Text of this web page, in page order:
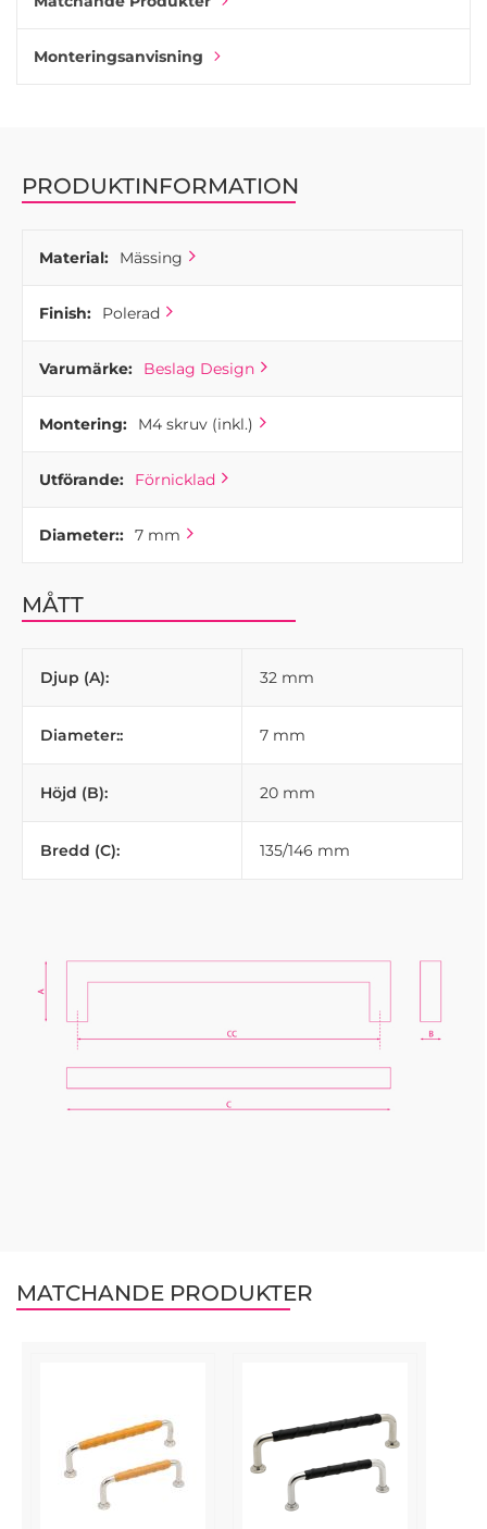
Monteringsanvisning
PRODUKTINFORMATION
Material: Mässing
Finish: Polerad
Varumärke: Beslag Design
Montering: M4 skruv (inkl.)
Utförande: Förnicklad
Diameter:: 7 mm
MÅTT
Djup (A): 32 mm
Diameter:: 7 mm
Höjd (B): 20 mm
Bredd (C): 135/146 mm
MATCHANDE PRODUKTER